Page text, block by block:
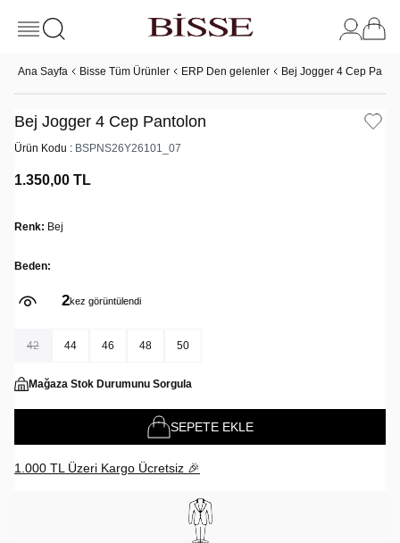
Ana Sayfa Bisse Tüm Ürünler ERP Den gelenler Bej Jogger 4 Cep
Bej Jogger 4 Cep Pantolon
Ürün Kodu : BSPNS26Y26101_07
1.350,00 TL
Renk: Bej
Beden:
2kez görüntülendi
42 44 46 48 50
Mağaza Stok Durumunu Sorgula
SEPETE EKLE
1.000 TL Üzeri Kargo Ücretsiz 🎉